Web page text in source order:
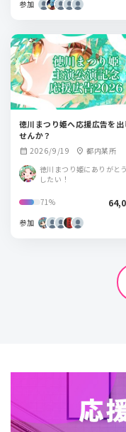
参加
徳川まつり姫へ応援広告を出
せんか？
calendar_month 2026/9/19 location_on 都内某所
徳川まつり姫にありがと
したい！
71%
参加